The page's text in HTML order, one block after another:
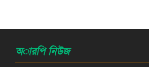
অারপি নিউজ